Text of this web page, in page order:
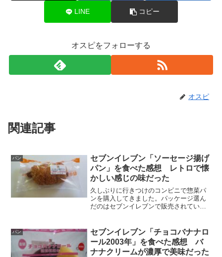
LINE コピー
オスピをフォローする
オスピ
関連記事
パン
セブンイレブン「ソーセージ揚げ
パン」を食べた感想 レトロで懐
かしい感じの味だった
久しぶりに行きつけのコンビニで惣菜パ
ンを購入してきました。パッケージ選ん
だのはセブンイレブンで販売されている
な一品です。昔はこのようなパンをよく
食べていた覚えがあります...
パン
セブンイレブン「チョコバナナロ
ール2003年」を食べた感想 バ
ナナクリームが濃厚で美味だった